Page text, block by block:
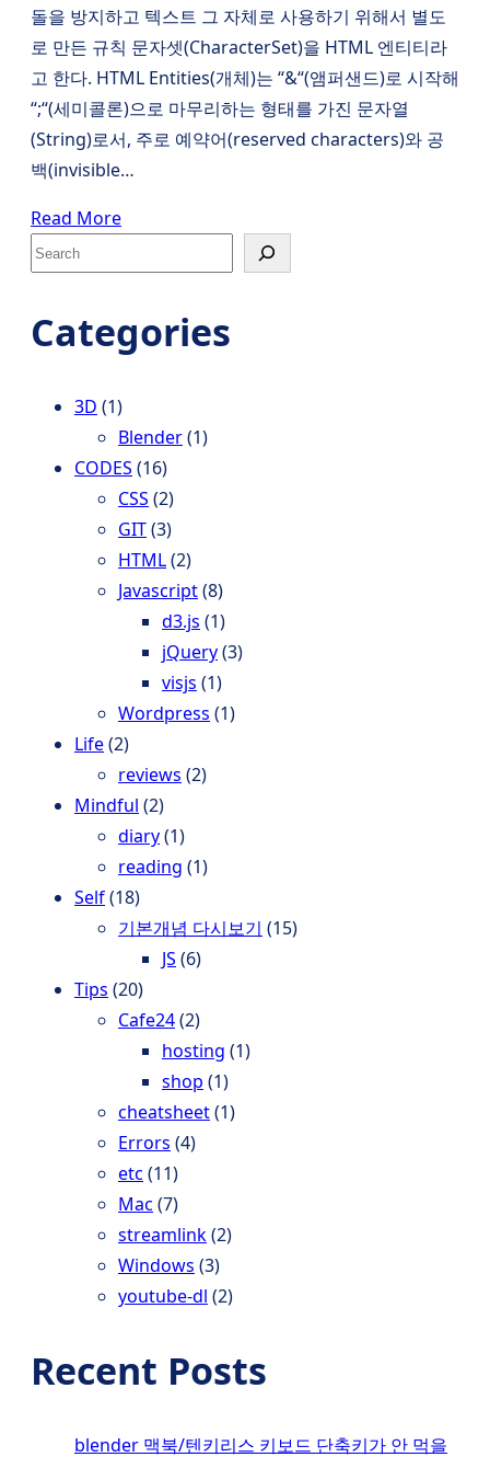
돌을 방지하고 텍스트 그 자체로 사용하기 위해서 별도
로 만든 규칙 문자셋(CharacterSet)을 HTML 엔티티라
고 한다. HTML Entities(개체)는 “&“(앰퍼샌드)로 시작해
“;“(세미콜론)으로 마무리하는 형태를 가진 문자열
(String)로서, 주로 예약어(reserved characters)와 공
백(invisible…
Read More
S
e
rCategories
3D (1)
Blender(1)
CODES (16)
CSS (2)
GIT(3)
HTML(2)
Javascript(8)
d3.js (1)
jQuery(3)
visjs (1)
Wordpress (1)
Life(2)
reviews (2)
Mindful (2)
diary(1)
reading (1)
Self(18)
기본개념 다시보기 (15)
JS (6)
Tips (20)
Cafe24(2)
hosting (1)
shop (1)
cheatsheet(1)
Errors (4)
etc (11)
Mac (7)
streamlink(2)
Windows (3)
youtube-dl (2)
Recent Posts
blender 맥북/텐키리스 키보드 단축키가 안 먹을